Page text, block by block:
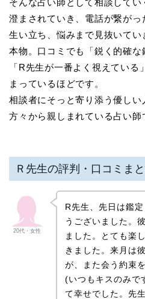
澄まされていき、電話が繋が
生い立ち、悩みまで見抜いてい
本物。口コミでも「鋭く的確な
「R先生が一番よく視えてい
まっているほどです。
相談者にそっと寄り添う優し
方々から親しまれている占い師
Ｒ先生の評判・口コミま
20代・女性
R先生、先日は鑑
うございました。
ました。とても楽
きました。来月は
が、また会う約束
(いつもキスのみで
て幸せでした。先